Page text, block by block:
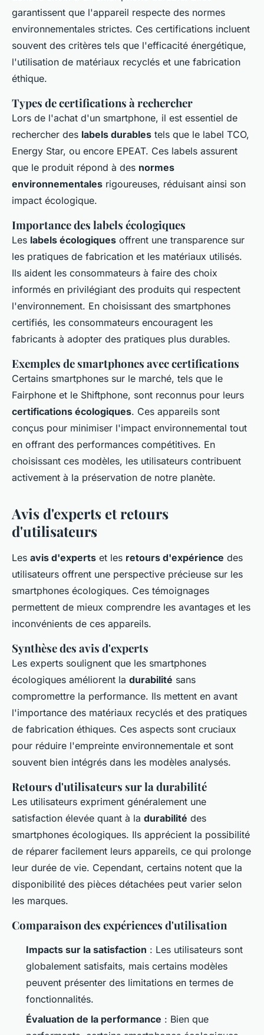
garantissent que l'appareil respecte des normes
environnementales strictes. Ces certifications incluent
souvent des critères tels que l'efficacité énergétique,
l'utilisation de matériaux recyclés et une fabrication
éthique.
Types de certifications à rechercher
Lors de l'achat d'un smartphone, il est essentiel de
rechercher des labels durables tels que le label TCO,
Energy Star, ou encore EPEAT. Ces labels assurent
que le produit répond à des normes
environnementales rigoureuses, réduisant ainsi son
impact écologique.
Importance des labels écologiques
Les labels écologiques offrent une transparence sur
les pratiques de fabrication et les matériaux utilisés.
Ils aident les consommateurs à faire des choix
informés en privilégiant des produits qui respectent
l'environnement. En choisissant des smartphones
certifiés, les consommateurs encouragent les
fabricants à adopter des pratiques plus durables.
Exemples de smartphones avec certifications
Certains smartphones sur le marché, tels que le
Fairphone et le Shiftphone, sont reconnus pour leurs
certifications écologiques. Ces appareils sont
conçus pour minimiser l'impact environnemental tout
en offrant des performances compétitives. En
choisissant ces modèles, les utilisateurs contribuent
activement à la préservation de notre planète.
Avis d'experts et retours
d'utilisateurs
Les avis d'experts et les retours d'expérience des
utilisateurs offrent une perspective précieuse sur les
smartphones écologiques. Ces témoignages
permettent de mieux comprendre les avantages et les
inconvénients de ces appareils.
Synthèse des avis d'experts
Les experts soulignent que les smartphones
écologiques améliorent la durabilité sans
compromettre la performance. Ils mettent en avant
l'importance des matériaux recyclés et des pratiques
de fabrication éthiques. Ces aspects sont cruciaux
pour réduire l'empreinte environnementale et sont
souvent bien intégrés dans les modèles analysés.
Retours d'utilisateurs sur la durabilité
Les utilisateurs expriment généralement une
satisfaction élevée quant à la durabilité des
smartphones écologiques. Ils apprécient la possibilité
de réparer facilement leurs appareils, ce qui prolonge
leur durée de vie. Cependant, certains notent que la
disponibilité des pièces détachées peut varier selon
les marques.
Comparaison des expériences d'utilisation
Impacts sur la satisfaction : Les utilisateurs sont
globalement satisfaits, mais certains modèles
peuvent présenter des limitations en termes de
fonctionnalités.
Évaluation de la performance : Bien que